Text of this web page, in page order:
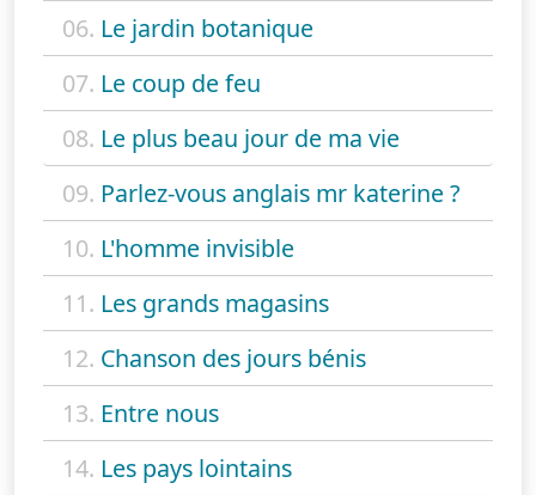
06. Le jardin botanique
07. Le coup de feu
08. Le plus beau jour de ma vie
09. Parlez-vous anglais mr katerine ?
10. L'homme invisible
11. Les grands magasins
12. Chanson des jours bénis
13. Entre nous
14. Les pays lointains